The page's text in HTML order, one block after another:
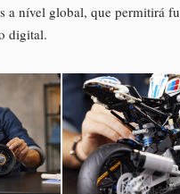
a nível global, que permitirá
digital.